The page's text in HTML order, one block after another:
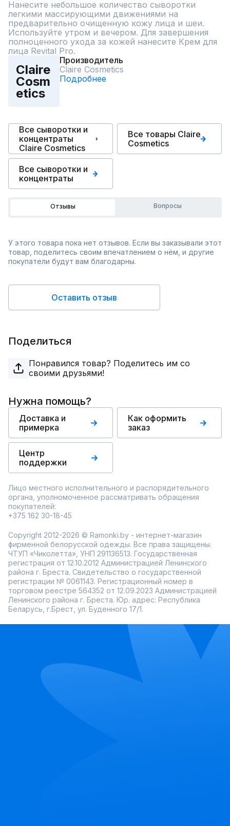
Нанесите небольшое количество сыворотки
легкими массирующими движениями на
предварительно очищенную кожу лица и шеи.
Используйте утром и вечером. Для завершения
полноценного ухода за кожей нанесите Крем для
лица Revital Pro.
Claire
Cosm
etics
Производитель
Claire Cosmetics
Подробнее
Все сыворотки и
концентраты
Claire Cosmetics
Все товары Claire
Cosmetics
Все сыворотки и
концентраты
Отзывы Вопросы
У этого товара пока нет отзывов. Если вы заказывали этот
товар, поделитесь своим впечатлением о нём, и другие
покупатели будут вам благодарны.
Оставить отзыв
Поделиться
Понравился товар? Поделитесь им со
своими друзьями!
Нужна помощь?
Доставка и
примерка
Как оформить
заказ
Центр
поддержки
Лицо местного исполнительного и распорядительного
органа, уполномоченное рассматривать обращения
покупателей:
+375 162 30-18-45
Copyright 2012-2026 © Ramonki.by - интернет-магазин
фирменной белорусской одежды. Все права защищены.
ЧТУП «Чиколетта», УНП 291136513. Государственная
регистрация от 12.10.2012 Администрацией Ленинского
района г. Бреста. Свидетельство о государственной
регистрации № 0061143. Регистрационный номер в
торговом реестре 564352 от 12.09.2023 Администрацией
Ленинского района г. Бреста. Юр. адрес: Республика
Беларусь, г.Брест, ул. Буденного 17/1.